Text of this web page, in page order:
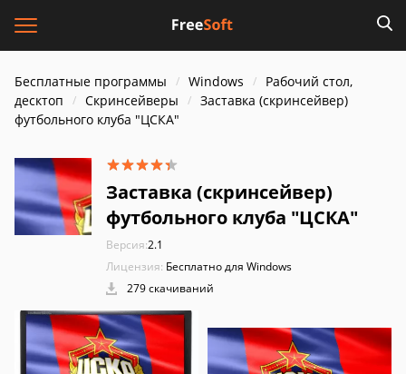
Бесплатные программы Windows
Рабочий стол,
десктоп
Скринсейверы
Заставка (скринсейвер)
футбольного клуба "ЦСКА"
Заставка (скринсейвер)
футбольного клуба "ЦСКА"
Версия:2.1
Лицензия: Бесплатно для Windows
279 скачиваний